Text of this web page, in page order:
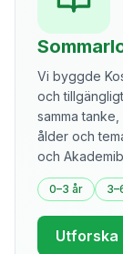
Vi byggde
och
samma
ålder och
och
0–3 år
Utforska